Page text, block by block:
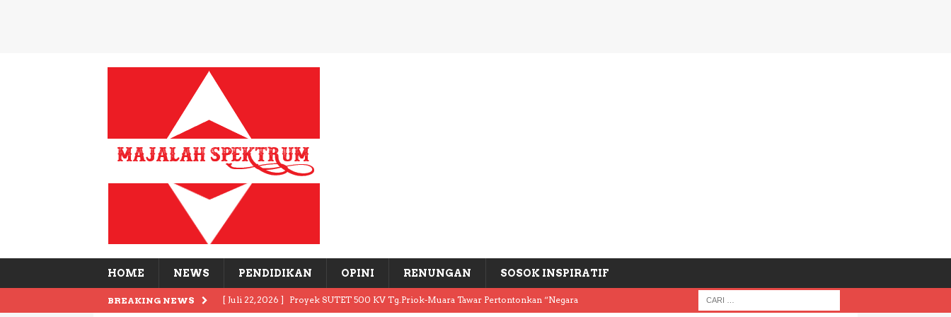
HOME NEWS PENDIDIKAN OPINI RENUNGAN SOSOK INSPIRATIF
BREAKING NEWS [ Juli 22, 2026 ] Proyek SUTET 500 KV Tg.Priok-Muara Tawar Pertontonkan “Negara